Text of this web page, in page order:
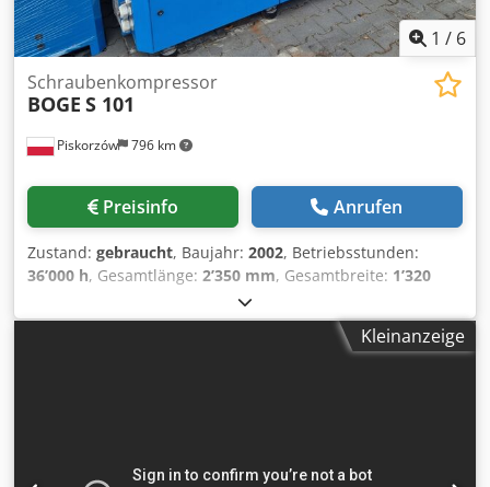
1 / 6
Piskorzów 796 km
Schraubenkompressor
BOGE S 101
Preisinfo Anrufen
Zustand: gebraucht, Baujahr: 2002, Betriebsstunden:
36’000 h, Gesamtlänge: 2’350 mm, Gesamtbreite: 1’320
, Boge S 101 Schraubenkompressor Baujahr : 2002
Volumenstrom : 13,1 m3/min Betribsdruck : 8 bar
Motordrehzahl : 3000/min Dcodpfxsxfwrxj Aa DjkKleinanzeige